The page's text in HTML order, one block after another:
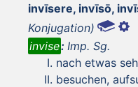
invīsere, invīsō,
Konjugation)
invise: Imp. Sg.
nach etwas
besuchen,